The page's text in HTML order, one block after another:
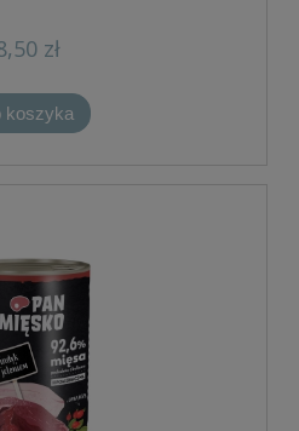
zł
koszyka